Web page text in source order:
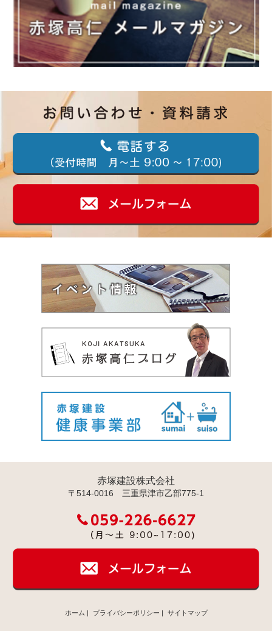
赤塚建設株式会社
〒514-0016 三重県津市乙部775-1
ホーム | プライバシーポリシー | サイトマップ